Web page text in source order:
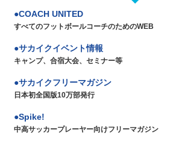
COACH UNITED
すべてのフットボールコーチのためのWEB
サカイクイベント情報
キャンプ、合宿大会、セミナー等
サカイクフリーマガジン
日本初全国版10万部発行
Spike!
中高サッカープレーヤー向けフリーマガジン